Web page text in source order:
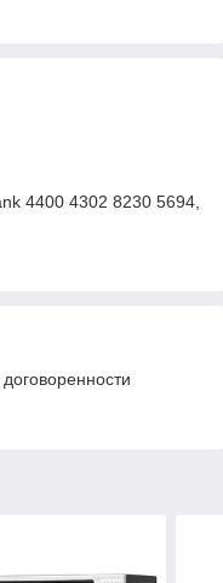
4400 4302 8230 5694,